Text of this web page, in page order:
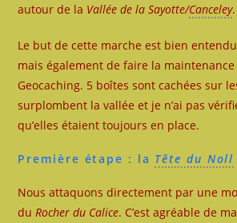
autour de la Vallée de la Sayotte/Canceley.
Le but de cette marche est bien
mais également de faire la maintenance
Geocaching. 5 boîtes sont cachées sur
surplombent la vallée et je n’ai pas
qu’elles étaient toujours en place.
Première étape : la Tête du Noll
Nous attaquons directement par une
duRocher du Calice. C’est agréable de